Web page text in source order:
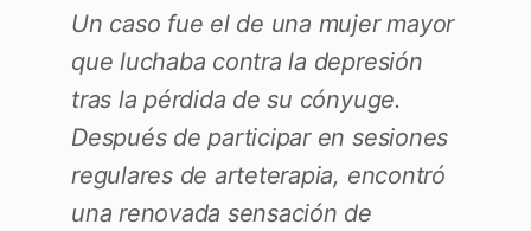
Un caso fue el de una mujer mayor
que luchaba contra la depresión
tras la pérdida de su cónyuge.
Después de participar en sesiones
regulares de arteterapia, encontró
una renovada sensación de